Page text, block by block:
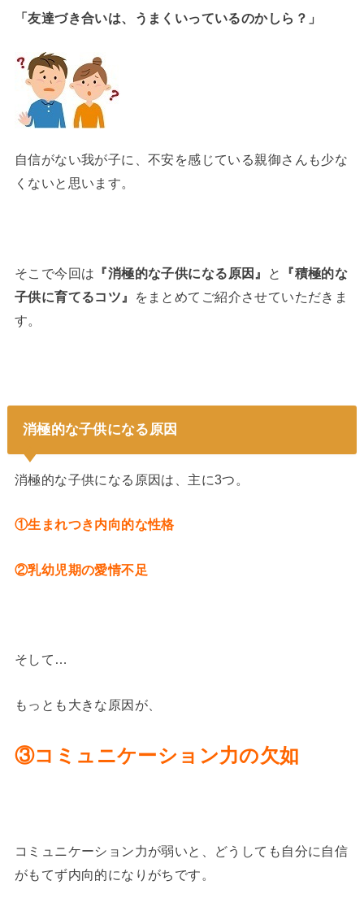
「友達づき合いは、うまくいっているのかしら？」
自信がない我が子に、不安を感じている親御さんも少な
くないと思います。
そこで今回は 『消極的な子供になる原因』 と
『積極的な
子供に育てるコツ』
をまとめてご紹介させていただきま
す。
消極的な子供になる原因
消極的な子供になる原因は、主に3つ。
①生まれつき内向的な性格
②乳幼児期の愛情不足
そして…
もっとも大きな原因が、
③コミュニケーション力の欠如
コミュニケーション力が弱いと、どうしても自分に自信
がもてず内向的になりがちです。